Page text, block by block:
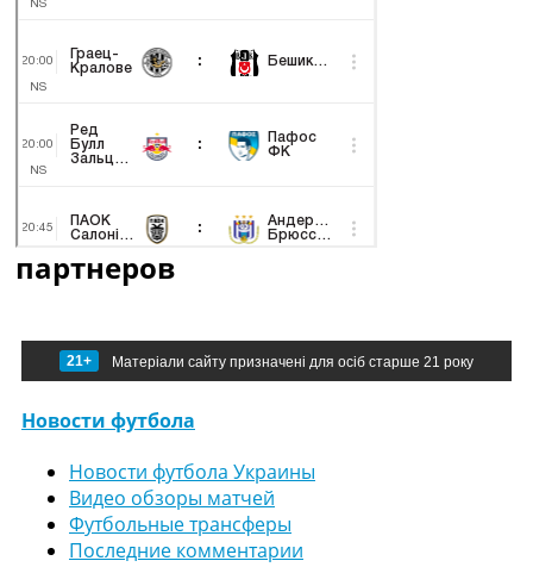
партнеров
21+ Матеріали сайту призначені для осіб старше 21 року
Новости футбола
Новости футбола Украины
Видео обзоры матчей
Футбольные трансферы
Последние комментарии